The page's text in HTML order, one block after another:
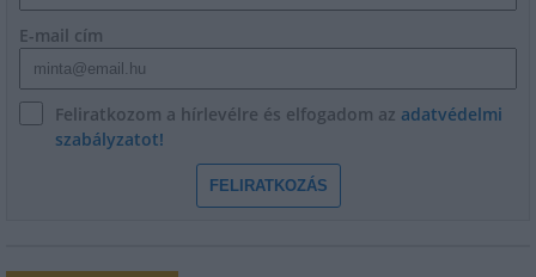
E-mail cím
Feliratkozom a hírlevélre és elfogadom az adatvédelmi
szabályzatot!
FELIRATKOZÁS